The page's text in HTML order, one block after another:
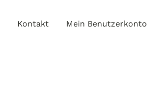
Kontakt Mein Benutzerkonto